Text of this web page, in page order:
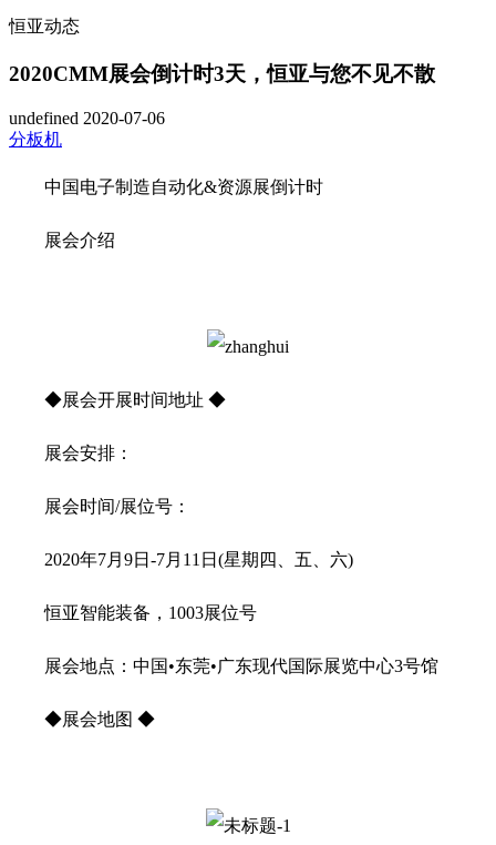
恒亚动态
2020CMM展会倒计时3天，恒亚与您不见不散
undefined 2020-07-06
分板机
中国电子制造自动化&资源展倒计时
展会介绍
◆展会开展时间地址 ◆
展会安排：
展会时间/展位号：
2020年7月9日-7月11日(星期四、五、六)
恒亚智能装备，1003展位号
展会地点：中国•东莞•广东现代国际展览中心3号馆
◆展会地图 ◆